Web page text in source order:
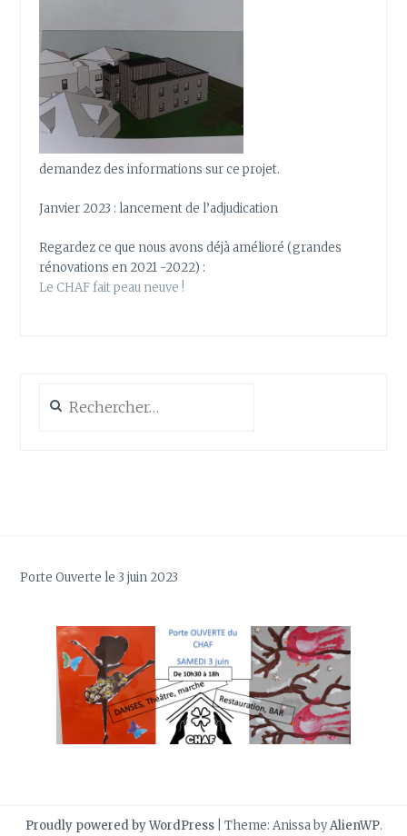
demandez des informations sur ce projet.
Janvier 2023 : lancement de l’adjudication
Regardez ce que nous avons déjà amélioré (grandes
rénovations en 2021 -2022) :
Le CHAF fait peau neuve !
Porte Ouverte le 3 juin 2023
Proudly powered by WordPress Theme: Anissa byAlienWP.